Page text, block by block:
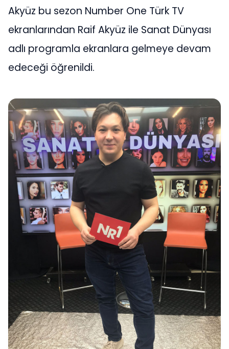
Akyüz bu sezon Number One Türk TV
ekranlarından Raif Akyüz ile Sanat Dünyası
adlı programla ekranlara gelmeye devam
edeceği öğrenildi.